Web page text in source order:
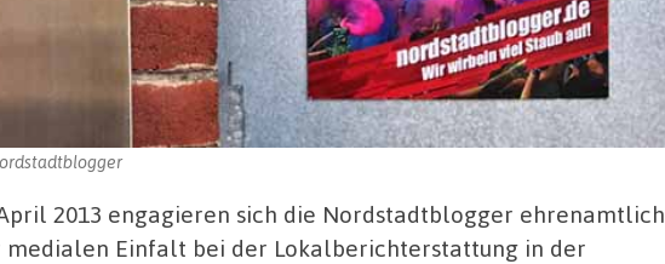
2013 engagieren sich die Nordstadtblogger ehrenamtlich
Einfalt bei der Lokalberichterstattung in der